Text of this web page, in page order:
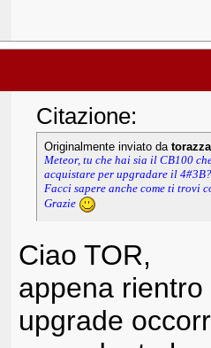
Citazione:
Originalmente inviato da torazza
Meteor, tu che hai sia il CB100
acquistare per upgradare il 4#3B?
Facci sapere anche come ti trovi
Grazie
Ciao TOR,
appena
upgrade